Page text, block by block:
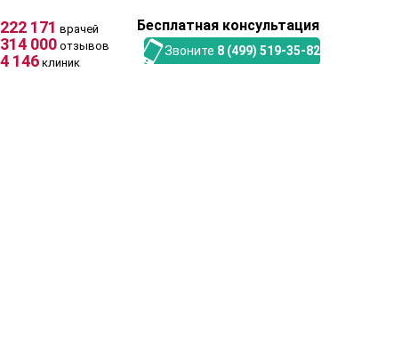
222 171 врачей
314 000 отзывов
4 146 клиник
Бесплатная консультация
Звоните 8 (499) 519-35-82